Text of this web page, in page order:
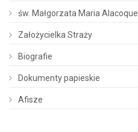
św. Małgorzata Maria Alacoque
Założycielka Straży
Biografie
Dokumenty papieskie
Afisze